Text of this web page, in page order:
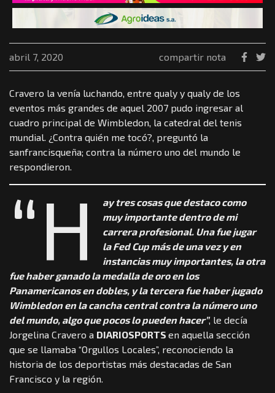
abril 7, 2020 compartir nota
Cravero la venía luchando, entre qualy y qualy de los
eventos más grandes de aquel 2007 pudo ingresar al
cuadro principal de Wimbledon, la catedral del tenis
mundial. ¿Contra quién me tocó?, preguntó la
sanfrancisqueña; contra la número uno del mundo le
respondieron.
“H
ay tres cosas que destaco como
muy importante dentro de mi
carrera profesional. Una fue jugar
la Fed Cup más de una vez y en
instancias muy importantes, la otra
fue haber ganado la medalla de oro en los
Panamericanos en dobles, y la tercera fue haber jugado
Wimbledon en la cancha central contra la número uno
del mundo, algo que pocos lo pueden hacer”, le decía
Jorgelina Cravero a DIARIOSPORTS en aquella sección
que se llamaba “Orgullos Locales”, reconociendo la
historia de los deportistas más destacadas de San
Francisco y la región.